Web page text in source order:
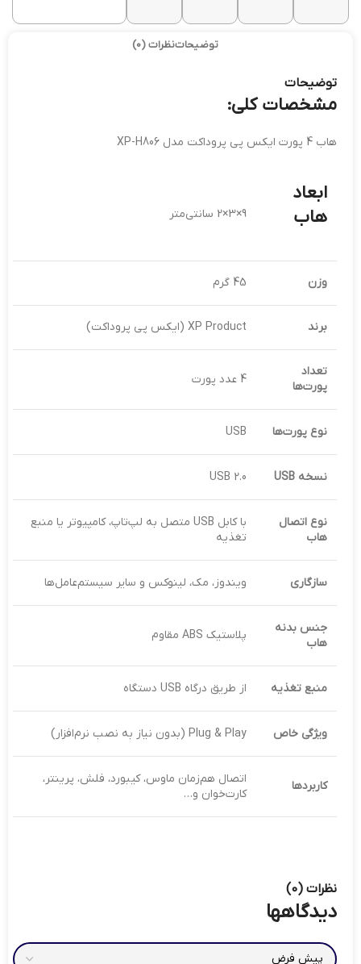
توضیحاتنظرات (0)
توضیحات
مشخصات کلی:
هاب 4 پورت ایکس پی پروداکت مدل XP-H806
ابعاد
هاب
9×3×2 سانتی‌متر
وزن 45 گرم
برند XP Product (ایکس پی پروداکت)
تعداد
پورت‌ها
4 عدد پورت
نوع پورت‌ها USB
نسخه USB 2.0
نوع اتصال
هاب
با کابل USB متصل به لپ‌تاپ، کامپیوتر یا منبع
تغذیه
سازگاری ویندوز، مک، لینوکس و سایر سیستم‌عامل‌ها
جنس بدنه
هاب
پلاستیک ABS مقاوم
منبع تغذیه از طریق درگاه USB دستگاه
ویژگی خاص Plug & Play (بدون نیاز به نصب نرم‌افزار)
کاربردها
اتصال هم‌زمان ماوس، کیبورد، فلش، پرینتر،
کارت‌خوان و…
نظرات (0)
دیدگاهها